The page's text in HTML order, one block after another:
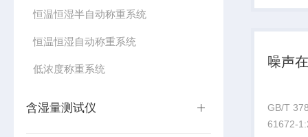
恒温恒湿半自动称重系统
恒温恒湿自动称重系统
低浓度称重系统
含湿量测试仪
物
噪声
GB/T
61672-